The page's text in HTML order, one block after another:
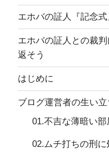
エホバの証人『記念
エホバの証人との裁
返そう
はじめに
ブログ運営者の生い
01.不吉な薄暗い
02.ムチ打ちの刑